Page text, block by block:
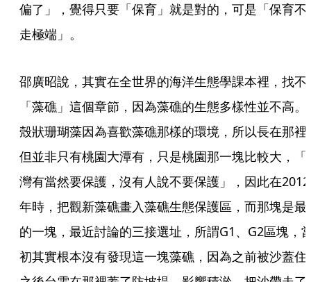
偏了」，覺得只要「保育」就是對的，可是「保育不
走極端」。
邵廣昭說，其實在全世界的海洋生態學課本裡，找不
「藻礁」這個章節，因為藻礁的生態多樣性並不高。
殼狀珊瑚藻因為喜歡藻礁那樣的環境，所以長在那裡
但並非只有桃園大潭有，只是桃園那一塊比較大，「
灣有當然要保護，沒有人說不要保護」，因此在2012
年時，把觀新藻礁畫入藻礁生態保護區，而那塊是最
的一塊，最近討論的三接選址，所謂G1、G2區塊，
初其實根本沒有發現這一塊藻礁，因為之前被沙蓋住